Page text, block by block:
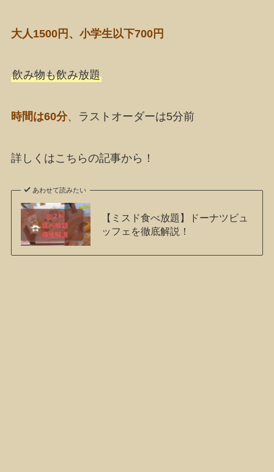
大人1500円、小学生以下700円
飲み物も飲み放題
時間は60分、ラストオーダーは5分前
詳しくはこちらの記事から！
あわせて読みたい
【ミスド食べ放題】ドーナツビュ
ッフェを徹底解説！